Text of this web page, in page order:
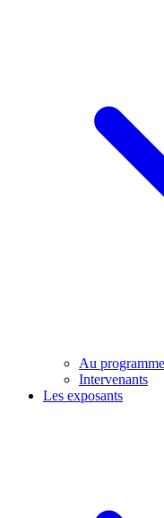
Au programme
Intervenants
Les exposants